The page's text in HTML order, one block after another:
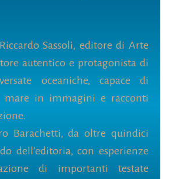
Sassoli, editore di Arte
autentico e protagonista di
oceaniche, capace di
mare in immagini e racconti
Barachetti, da oltre quindici
dell’editoria, con esperienze
di importanti testate